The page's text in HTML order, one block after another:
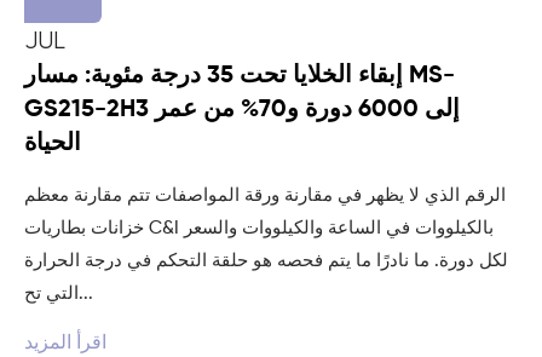
JUL
إبقاء الخلايا تحت 35 درجة مئوية: مسار MS-
GS215-2H3 إلى 6000 دورة و70% من عمر
الحياة
الرقم الذي لا يظهر في مقارنة ورقة المواصفات تتم مقارنة معظم
خزانات بطاريات C&I بالكيلووات في الساعة والكيلووات والسعر
لكل دورة. ما نادرًا ما يتم فحصه هو حلقة التحكم في درجة الحرارة
التي تح...
اقرأ المزيد